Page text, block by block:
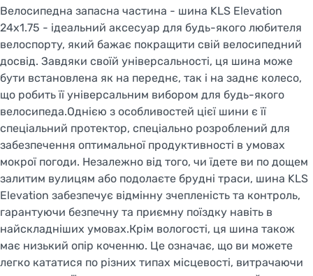
Велосипедна запасна частина - шина KLS Elevation
24x1.75 - ідеальний аксесуар для будь-якого любителя
велоспорту, який бажає покращити свій велосипедний
досвід. Завдяки своїй універсальності, ця шина може
бути встановлена як на переднє, так і на заднє колесо,
що робить її універсальним вибором для будь-якого
велосипеда.Однією з особливостей цієї шини є її
спеціальний протектор, спеціально розроблений для
забезпечення оптимальної продуктивності в умовах
мокрої погоди. Незалежно від того, чи їдете ви по дощем
залитим вулицям або подолаєте брудні траси, шина KLS
Elevation забезпечує відмінну зчепленість та контроль,
гарантуючи безпечну та приємну поїздку навіть в
найскладніших умовах.Крім вологості, ця шина також
має низький опір коченню. Це означає, що ви можете
легко кататися по різних типах місцевості, витрачаючи